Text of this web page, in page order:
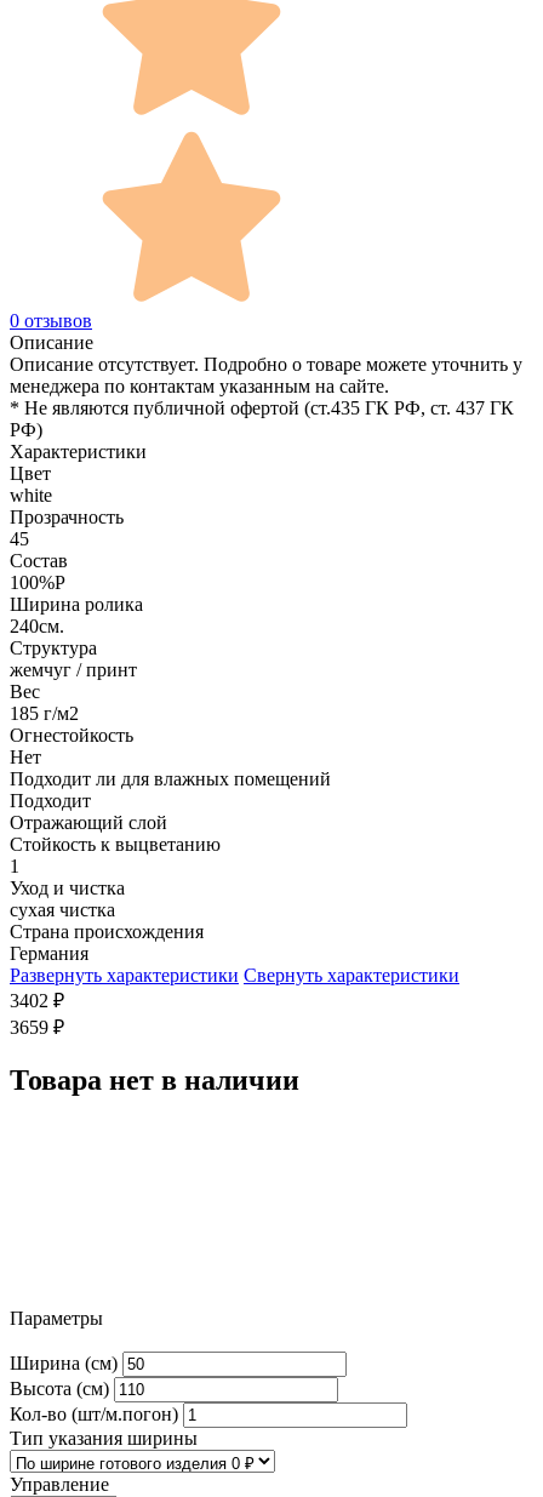
0 отзывов
Описание
Описание отсутствует. Подробно о товаре можете уточнить у
менеджера по контактам указанным на сайте.
* Не являются публичной офертой (ст.435 ГК РФ, cт. 437 ГК
РФ)
Характеристики
Цвет
white
Прозрачность
45
Состав
100%P
Ширина ролика
240см.
Структура
жемчуг / принт
Вес
185 г/м2
Огнестойкость
Нет
Подходит ли для влажных помещений
Подходит
Отражающий слой
Стойкость к выцветанию
1
Уход и чистка
сухая чистка
Страна происхождения
Германия
Развернуть характеристики Свернуть характеристики
3402 ₽
3659 ₽
Товара нет в наличии
Параметры
Ширина (см)
Высота (см)
Кол-во (шт/м.погон)
Тип указания ширины
Управление